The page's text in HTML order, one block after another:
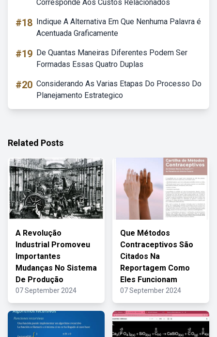
Corresponde Aos Custos Relacionados
#18 Indique A Alternativa Em Que Nenhuma Palavra é
Acentuada Graficamente
#19 De Quantas Maneiras Diferentes Podem Ser
Formadas Essas Quatro Duplas
#20 Considerando As Varias Etapas Do Processo Do
Planejamento Estrategico
Related Posts
A Revolução
Industrial Promoveu
Importantes
Mudanças No Sistema
De Produção
07 September 2024
Que Métodos
Contraceptivos São
Citados Na
Reportagem Como
Eles Funcionam
07 September 2024